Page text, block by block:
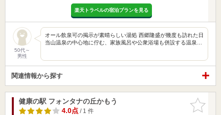
楽天トラベルの宿泊プランを見る
50代～
男性
オール飲泉可の掲示が素晴らしい湯処 西郷隆盛が幾度も訪れた日
当山温泉の中心地に佇む、家族風呂や公衆浴場も併設する温泉…
関連情報から探す
お気に入
りに追加
健康の駅 フォンタナの丘かもう
4.0点/ 1 件